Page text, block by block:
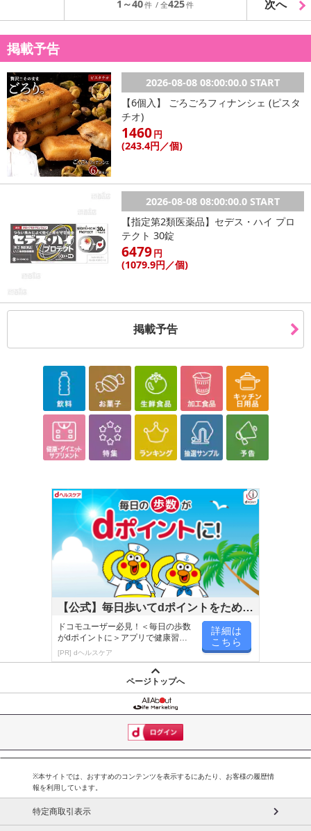
1～40 425 次へ
掲載予告
2026-08-08 08:00:00.0 START
【6個入】 ごろごろフィナンシェ (ピスタ
チオ)
1460円
(243.4円／個)
2026-08-08 08:00:00.0 START
【指定第2類医薬品】セデス・ハイ プロ
テクト 30錠
6479円
(1079.9円／個)
掲載予告
【公式】毎日歩いてdポイントをためよ
う！
ドコモユーザー必見！＜毎日の歩数
がdポイントに＞アプリで健康習慣
が楽しく続く
[PR] dヘルスケア
詳細は
こちら
ページトップへ
※本サイトでは、おすすめのコンテンツを表示するにあたり、お客様の履歴情
報を利用しています。
特定商取引表示